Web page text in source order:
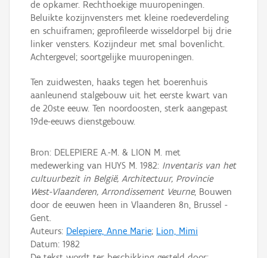
de opkamer. Rechthoekige muuropeningen.
Beluikte kozijnvensters met kleine roedeverdeling
en schuiframen; geprofileerde wisseldorpel bij drie
linker vensters. Kozijndeur met smal bovenlicht.
Achtergevel; soortgelijke muuropeningen.
Ten zuidwesten, haaks tegen het boerenhuis
aanleunend stalgebouw uit het eerste kwart van
de 20ste eeuw. Ten noordoosten, sterk aangepast
19de-eeuws dienstgebouw.
Bron: DELEPIERE A.-M. & LION M. met
medewerking van HUYS M. 1982: Inventaris van het
cultuurbezit in België, Architectuur, Provincie
West-Vlaanderen, Arrondissement Veurne, Bouwen
door de eeuwen heen in Vlaanderen 8n, Brussel -
Gent.
Auteurs: Delepiere, Anne Marie; Lion, Mimi
Datum: 1982